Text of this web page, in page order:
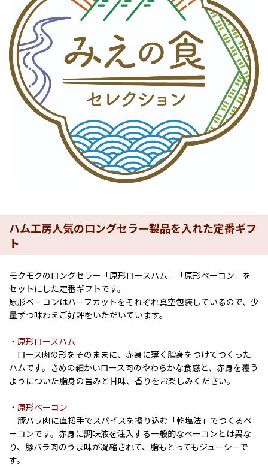
ハム工房人気のロングセラー製品を入れた定番ギフ
ト
モクモクのロングセラー「原形ロースハム」「原形ベーコン」を
セットにした定番ギフトです。
原形ベーコンはハーフカットをそれぞれ真空包装しているので、少
量ずつ味わえご好評をいただいています。
・原形ロースハム
ロース肉の形をそのままに、赤身に薄く脂身をつけてつくった
ハムです。きめの細かいロース肉のやわらかな食感と、赤身を覆う
ようについた脂身の旨みと甘味、香りをお楽しみください。
・原形ベーコン
豚バラ肉に直接手でスパイスを擦り込む「乾塩法」でつくるベ
ーコンです。赤身に調味液を注入する一般的なベーコンとは異な
り、豚バラ肉のうま味が凝縮されて、脂もとってもジューシーで
す。